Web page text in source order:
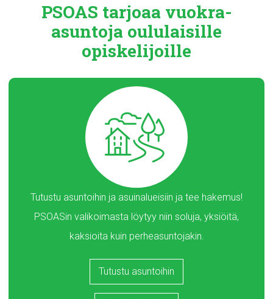
PSOAS tarjoaa vuokra-
asuntoja oululaisille
opiskelijoille
Tutustu asuntoihin ja asuinalueisiin ja tee hakemus!
PSOASin valikoimasta löytyy niin soluja, yksiöitä,
kaksioita kuin perheasuntojakin.
Tutustu asuntoihin